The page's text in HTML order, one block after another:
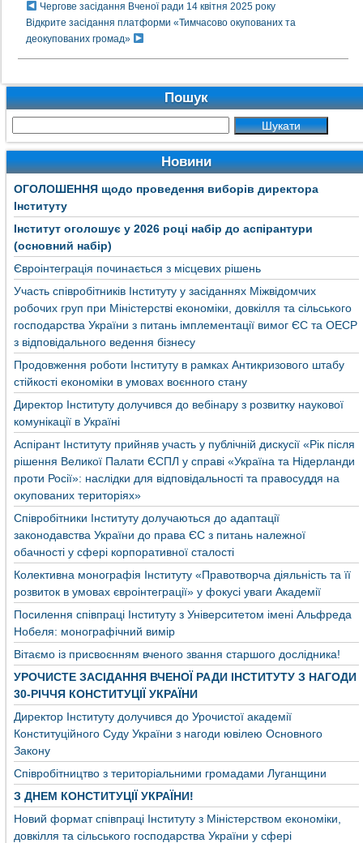
Чергове засідання Вченої ради 14 квітня 2025 року
Відкрите засідання платформи «Тимчасово окупованих та
деокупованих громад»
Пошук
Новини
ОГОЛОШЕННЯ щодо проведення виборів директора
Інституту
Інститут оголошує у 2026 році набір до аспірантури
(основний набір)
Євроінтеграція починається з місцевих рішень
Участь співробітників Інституту у засіданнях Міжвідомчих
робочих груп при Міністерстві економіки, довкілля та сільського
господарства України з питань імплементації вимог ЄС та ОЕСР
з відповідального ведення бізнесу
Продовження роботи Інституту в рамках Антикризового штабу
стійкості економіки в умовах воєнного стану
Директор Інституту долучився до вебінару з розвитку наукової
комунікації в Україні
Аспірант Інституту прийняв участь у публічній дискусії «Рік після
рішення Великої Палати ЄСПЛ у справі «Україна та Нідерланди
проти Росії»: наслідки для відповідальності та правосуддя на
окупованих територіях»
Співробітники Інституту долучаються до адаптації
законодавства України до права ЄС з питань належної
обачності у сфері корпоративної сталості
Колективна монографія Інституту «Правотворча діяльність та її
розвиток в умовах євроінтеграції» у фокусі уваги Академії
Посилення співпраці Інституту з Університетом імені Альфреда
Нобеля: монографічний вимір
Вітаємо із присвоєнням вченого звання старшого дослідника!
УРОЧИСТЕ ЗАСІДАННЯ ВЧЕНОЇ РАДИ ІНСТИТУТУ З НАГОДИ
30-РІЧЧЯ КОНСТИТУЦІЇ УКРАЇНИ
Директор Інституту долучився до Урочистої академії
Конституційного Суду України з нагоди ювілею Основного
Закону
Співробітництво з територіальними громадами Луганщини
З ДНЕМ КОНСТИТУЦІЇ УКРАЇНИ!
Новий формат співпраці Інституту з Міністерством економіки,
довкілля та сільського господарства України у сфері